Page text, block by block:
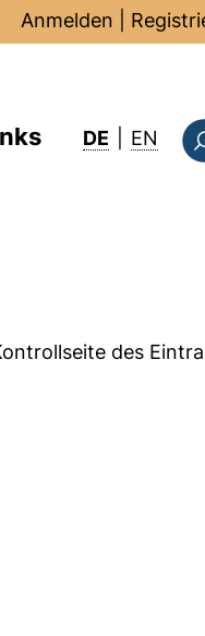
Anmelden
DE EN :
des